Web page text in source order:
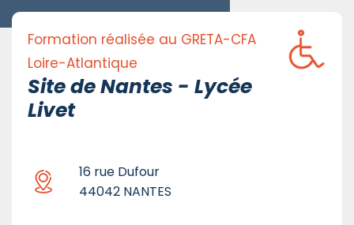
Formation réalisée au GRETA-CFA
Loire-Atlantique
Site de Nantes - Lycée
Livet
16 rue Dufour
44042 NANTES